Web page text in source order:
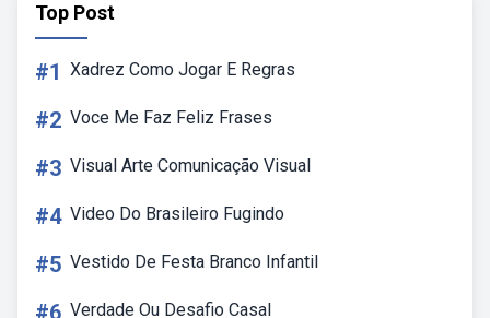
Top Post
#1 Xadrez Como Jogar E Regras
#2 Voce Me Faz Feliz Frases
#3 Visual Arte Comunicação Visual
#4 Video Do Brasileiro Fugindo
#5 Vestido De Festa Branco Infantil
#6 Verdade Ou Desafio Casal